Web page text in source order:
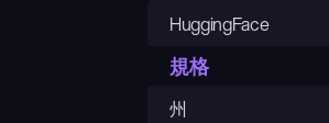
HuggingFace
規格
州